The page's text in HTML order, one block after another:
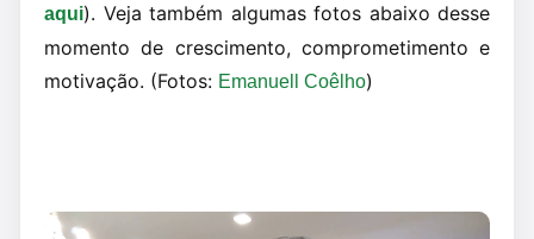
aqui). Veja também algumas fotos abaixo desse
momento de crescimento, comprometimento e
motivação. (Fotos: Emanuell Coêlho)